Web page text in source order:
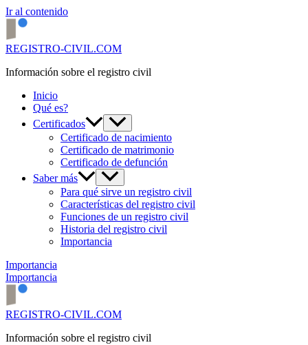
Ir al contenido
REGISTRO-CIVIL.COM
Información sobre el registro civil
Inicio
Qué es?
Certificados
Certificado de nacimiento
Certificado de matrimonio
Certificado de defunción
Saber más
Para qué sirve un registro civil
Características del registro civil
Funciones de un registro civil
Historia del registro civil
Importancia
Importancia
Importancia
REGISTRO-CIVIL.COM
Información sobre el registro civil